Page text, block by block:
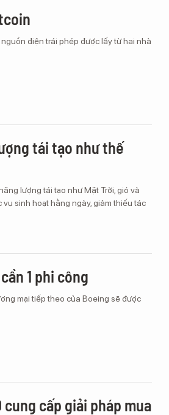
điện trái phép được lấy từ hai nhà
tái tạo như thế
lượng tái tạo như Mặt Trời, gió và
sinh hoạt hằng ngày, giảm thiếu tác
1 phi công
mại tiếp theo của Boeing sẽ được
cấp giải pháp mua